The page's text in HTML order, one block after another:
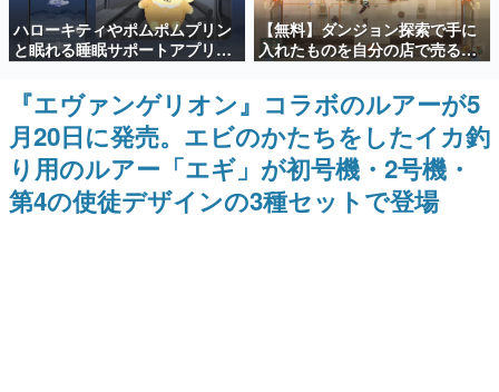
新世代に訊く
これからのデジタルゲーム市場を担う若きクリエイター達
の姿を追い、彼らのルーツと情熱を探っていきます。
ゲーム世代の作家たち
ゲームに多大な影響を受けた作家さんに取材し、ゲームが
日本のコンテンツ産業やカルチャーに与えた影響を探る企
画です。
日本モバイルゲーム産業史
日本のモバイルゲーム史における主要なトピック・タイト
ハローキティやポムポムプリン
と眠れる睡眠サポートアプリ
『ゆめたび』が配信中。キャラ
ごとのASMRや目覚ましアラー
ムも搭載
【無料】ダンジョン探索で手に
入れたものを自分の店で売るゲ
ーム『Moonlighter』がSteam
にて無料配布中！続編
『Moonlighter 2』の9月2日正
式リリースを記念したキャンペ
ーン
『エヴァンゲリオン』コラボのルアーが5
月20日に発売。エビのかたちをしたイカ釣
り用のルアー「エギ」が初号機・2号機・
第4の使徒デザインの3種セットで登場